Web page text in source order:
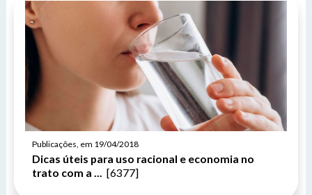
Publicações, em 19/04/2018
Dicas úteis para uso racional e economia no
trato com a ... [6377]